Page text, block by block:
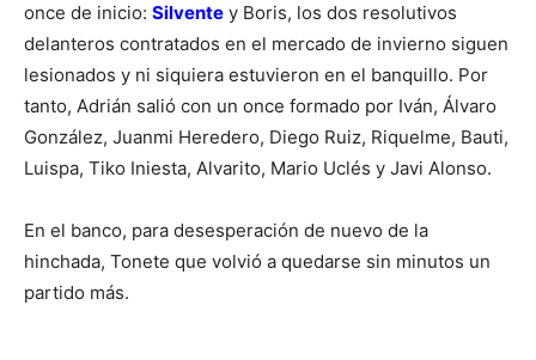
once de inicio: Silvente y Boris, los dos resolutivos
delanteros contratados en el mercado de invierno siguen
lesionados y ni siquiera estuvieron en el banquillo. Por
tanto, Adrián salió con un once formado por Iván, Álvaro
González, Juanmi Heredero, Diego Ruiz, Riquelme, Bauti,
Luispa, Tiko Iniesta, Alvarito, Mario Uclés y Javi Alonso.
En el banco, para desesperación de nuevo de la
hinchada, Tonete que volvió a quedarse sin minutos un
partido más.